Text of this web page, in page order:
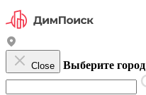
Close Выберите город